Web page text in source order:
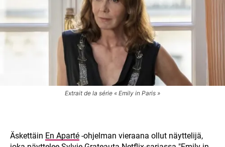
Extrait de la série « Emily in Paris »
Äskettäin En Aparté -ohjelman vieraana ollut näyttelijä,